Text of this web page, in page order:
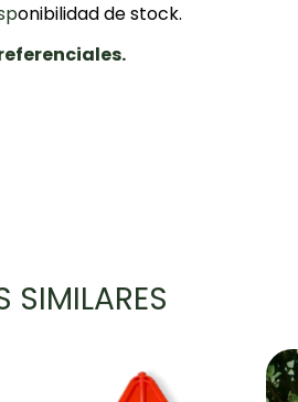
onibilidad de stock.
SIMILARES